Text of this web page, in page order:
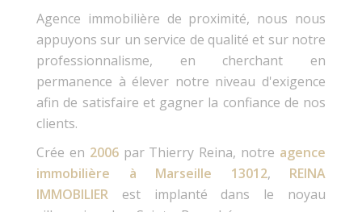
Agence immobilière de proximité, nous nous
appuyons sur un service de qualité et sur notre
professionnalisme, en cherchant en
permanence à élever notre niveau d'exigence
afin de satisfaire et gagner la confiance de nos
clients.
Crée en 2006par Thierry Reina, notre agence
immobilière à
Marseille 13012, REINA
IMMOBILIER est implanté dans le noyau